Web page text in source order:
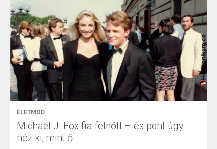
ÉLETMÓD
Michael J. Fox fia felnőtt – és pont úgy
néz ki, mint ő